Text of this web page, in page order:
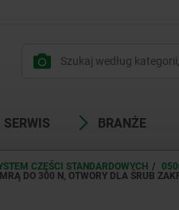
SERWIS BRANŻE
CZĘŚCI STANDARDOWYCH
DO 300 N, OTWORY DLA ŚRUB